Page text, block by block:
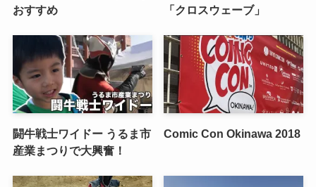
おすすめ
「クロスウェーブ」
闘牛戦士ワイドー うるま市
産業まつりで大興奮！
Comic Con Okinawa 2018